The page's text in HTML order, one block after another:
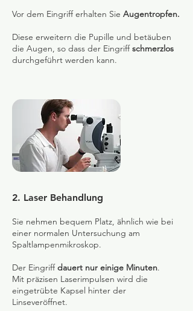
Vor dem Eingriff erhalten Sie Augentropfen.
Diese erweitern die Pupille und betäuben
die Augen, so dass der Eingriffschmerzlos
durchgeführt werden kann.
2. Laser Behandlung
Sie nehmen bequem Platz, ähnlich wie bei
einer normalen Untersuchung am
Spaltlampenmikroskop.
Der Eingriffdauert nur einige Minuten.
Mit präzisen Laserimpulsen wird die
eingetrübte Kapsel hinter der
Linseveröffnet.